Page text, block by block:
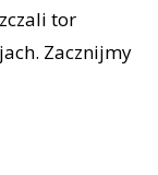
tor
Zacznijmy